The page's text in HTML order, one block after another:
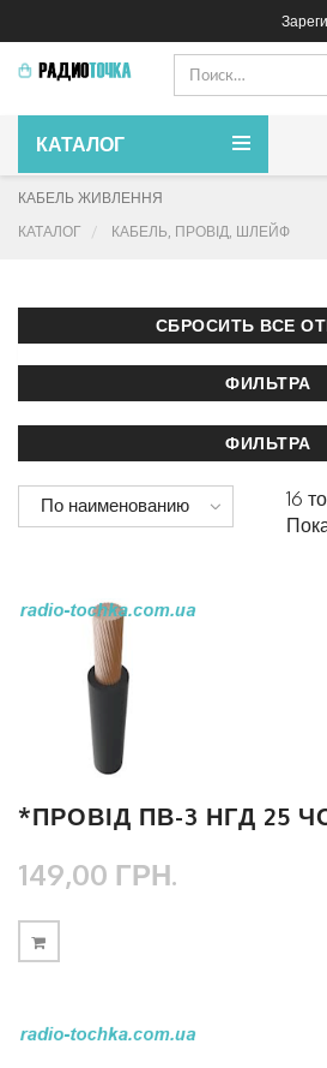
КАТАЛОГ
КАБЕЛЬ ЖИВЛЕННЯ
КАТАЛОГ
КАБЕЛЬ, ПРОВІД, ШЛЕЙФ
По наименованию
16
*ПРОВІД ПВ-3 НГД 25
149,00 ГРН.